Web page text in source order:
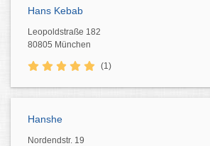
Hans Kebab
Leopoldstraße 182
80805 München
(1)
Hanshe
Nordendstr. 19